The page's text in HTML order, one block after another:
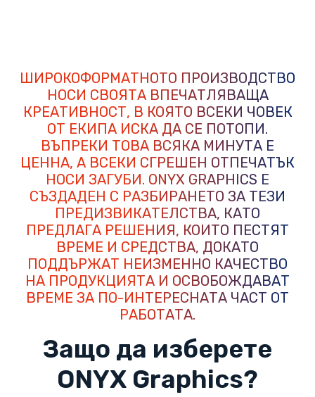
ШИРОКОФОРМАТНОТО ПРОИЗВОДСТВО
НОСИ СВОЯТА ВПЕЧАТЛЯВАЩА
КРЕАТИВНОСТ, В КОЯТО ВСЕКИ ЧОВЕК
ОТ ЕКИПА ИСКА ДА СЕ ПОТОПИ.
ВЪПРЕКИ ТОВА ВСЯКА МИНУТА Е
ЦЕННА, А ВСЕКИ СГРЕШЕН ОТПЕЧАТЪК
НОСИ ЗАГУБИ. ONYX GRAPHICS Е
СЪЗДАДЕН С РАЗБИРАНЕТО ЗА ТЕЗИ
ПРЕДИЗВИКАТЕЛСТВА, КАТО
ПРЕДЛАГА РЕШЕНИЯ, КОИТО ПЕСТЯТ
ВРЕМЕ И СРЕДСТВА, ДОКАТО
ПОДДЪРЖАТ НЕИЗМЕННО КАЧЕСТВО
НА ПРОДУКЦИЯТА И ОСВОБОЖДАВАТ
ВРЕМЕ ЗА ПО-ИНТЕРЕСНАТА ЧАСТ ОТ
РАБОТАТА.
Защо да изберете
ONYX Graphics?